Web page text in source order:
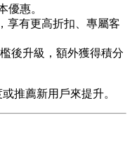
優惠。
享有更高折扣、專屬客
後升級，額外獲得積分
推薦新用戶來提升。